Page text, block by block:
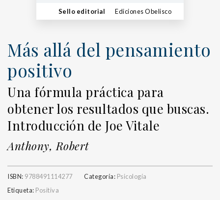
Sello editorial Ediciones Obelisco
Más allá del pensamiento
positivo
Una fórmula práctica para
obtener los resultados que buscas.
Introducción de Joe Vitale
Anthony, Robert
ISBN: 9788491114277 Categoría: Psicología
Etiqueta: Positiva